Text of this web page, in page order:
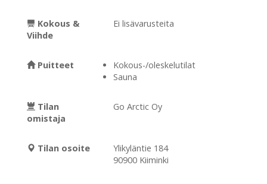
Kokous &
Viihde
Ei lisävarusteita
Puitteet
Kokous-/oleskelutilat
Sauna
Tilan
omistaja
Go Arctic Oy
Tilan osoite
Ylikyläntie 184
90900 Kiiminki